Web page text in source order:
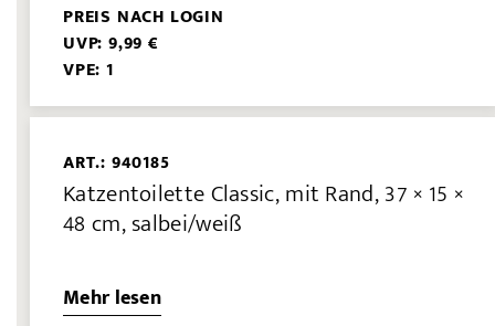
PREIS NACH LOGIN
UVP: 9,99 €
VPE: 1
ART.: 940185
Katzentoilette Classic, mit Rand, 37 × 15 ×
48 cm, salbei/weiß
Mehr lesen